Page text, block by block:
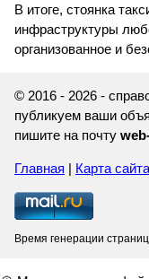
В итоге, стоянка
инфраструктуры
организованное и
© 2016 - 2026 -
публикуем ваши
пишите на почту
Главная | Карта сайта
Время генерации